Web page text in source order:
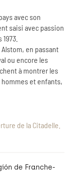
avec son
saisi avec passion
en passant
ou encore les
à montrer les
et enfants,
de la Citadelle.
de Franche-